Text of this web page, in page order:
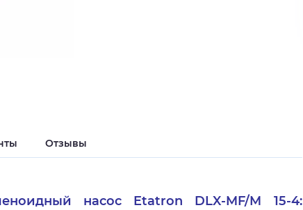
Отзывы
насос Etatron DLX-MF/M 15-4: